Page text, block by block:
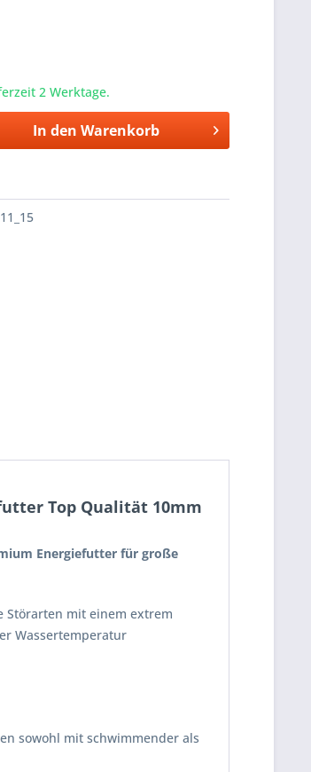
2 Werktage.
In den Warenkorb
Top Qualität 10mm
Energiefutter für große
Störarten mit einem extrem
Wassertemperatur
sowohl mit schwimmender als